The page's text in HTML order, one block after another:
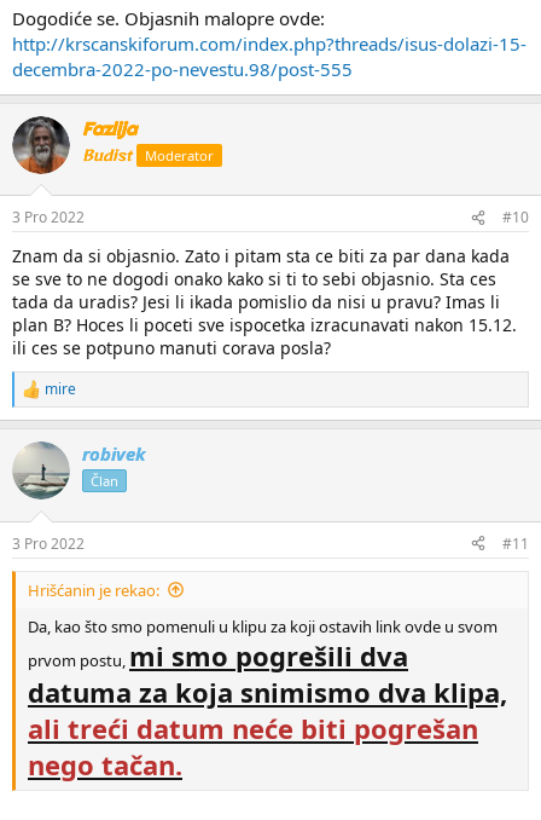
Slava Bogu za sve! Maran ata!
Dogodiće se. Objasnih malopre ovde:
http://krscanskiforum.com/index.php?threads/isus-dolazi-15-
decembra-2022-po-nevestu.98/post-555
Fazlija
Budist Moderator
3 Pro 2022 #10
Znam da si objasnio. Zato i pitam sta ce biti za par dana kada
se sve to ne dogodi onako kako si ti to sebi objasnio. Sta ces
tada da uradis? Jesi li ikada pomislio da nisi u pravu? Imas li
plan B? Hoces li poceti sve ispocetka izracunavati nakon 15.12.
ili ces se potpuno manuti corava posla?
R
e
k
c
i
mire
robivek
Član
3 Pro 2022 #11
Hrišćanin je rekao:
Da, kao što smo pomenuli u klipu za koji ostavih link ovde u svom
prvom postu, mi smo pogrešili dva
datuma za koja snimismo dva klipa,
ali treći datum neće biti pogrešan
nego tačan.